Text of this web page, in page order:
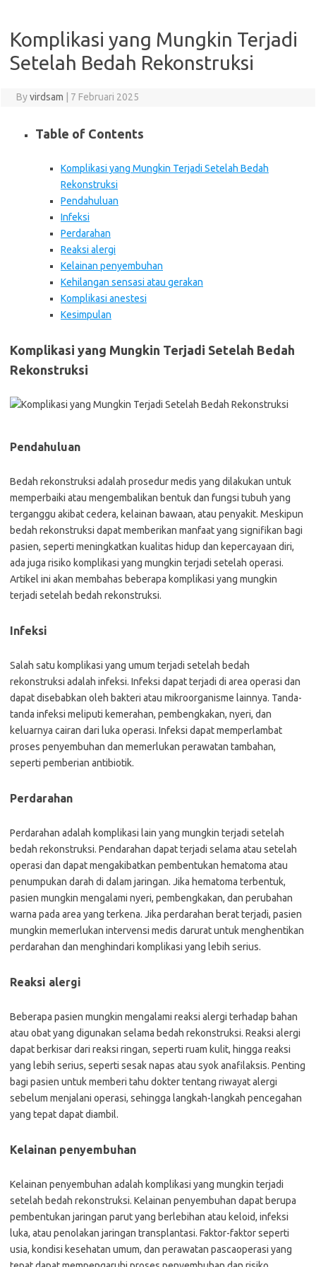
Komplikasi yang Mungkin Terjadi
Setelah Bedah Rekonstruksi
Byvirdsam 7 Februari 2025
Table of Contents
Komplikasi yang Mungkin Terjadi Setelah Bedah
Rekonstruksi
Pendahuluan
Infeksi
Perdarahan
Reaksi alergi
Kelainan penyembuhan
Kehilangan sensasi atau gerakan
Komplikasi anestesi
Kesimpulan
Komplikasi yang Mungkin Terjadi Setelah Bedah
Rekonstruksi
Pendahuluan
Bedah rekonstruksi adalah prosedur medis yang dilakukan untuk
memperbaiki atau mengembalikan bentuk dan fungsi tubuh yang
terganggu akibat cedera, kelainan bawaan, atau penyakit. Meskipun
bedah rekonstruksi dapat memberikan manfaat yang signifikan bagi
pasien, seperti meningkatkan kualitas hidup dan kepercayaan diri,
ada juga risiko komplikasi yang mungkin terjadi setelah operasi.
Artikel ini akan membahas beberapa komplikasi yang mungkin
terjadi setelah bedah rekonstruksi.
Infeksi
Salah satu komplikasi yang umum terjadi setelah bedah
rekonstruksi adalah infeksi. Infeksi dapat terjadi di area operasi dan
dapat disebabkan oleh bakteri atau mikroorganisme lainnya. Tanda-
tanda infeksi meliputi kemerahan, pembengkakan, nyeri, dan
keluarnya cairan dari luka operasi. Infeksi dapat memperlambat
proses penyembuhan dan memerlukan perawatan tambahan,
seperti pemberian antibiotik.
Perdarahan
Perdarahan adalah komplikasi lain yang mungkin terjadi setelah
bedah rekonstruksi. Pendarahan dapat terjadi selama atau setelah
operasi dan dapat mengakibatkan pembentukan hematoma atau
penumpukan darah di dalam jaringan. Jika hematoma terbentuk,
pasien mungkin mengalami nyeri, pembengkakan, dan perubahan
warna pada area yang terkena. Jika perdarahan berat terjadi, pasien
mungkin memerlukan intervensi medis darurat untuk menghentikan
perdarahan dan menghindari komplikasi yang lebih serius.
Reaksi alergi
Beberapa pasien mungkin mengalami reaksi alergi terhadap bahan
atau obat yang digunakan selama bedah rekonstruksi. Reaksi alergi
dapat berkisar dari reaksi ringan, seperti ruam kulit, hingga reaksi
yang lebih serius, seperti sesak napas atau syok anafilaksis. Penting
bagi pasien untuk memberi tahu dokter tentang riwayat alergi
sebelum menjalani operasi, sehingga langkah-langkah pencegahan
yang tepat dapat diambil.
Kelainan penyembuhan
Kelainan penyembuhan adalah komplikasi yang mungkin terjadi
setelah bedah rekonstruksi. Kelainan penyembuhan dapat berupa
pembentukan jaringan parut yang berlebihan atau keloid, infeksi
luka, atau penolakan jaringan transplantasi. Faktor-faktor seperti
usia, kondisi kesehatan umum, dan perawatan pascaoperasi yang